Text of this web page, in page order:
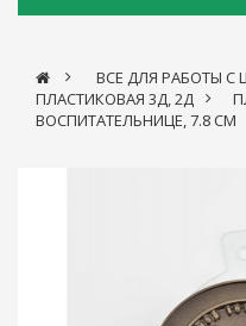
> ВСЕ ДЛЯ РАБОТЫ
ПЛАСТИКОВАЯ 3Д, 2Д >
ВОСПИТАТЕЛЬНИЦЕ, 7.8 СМ